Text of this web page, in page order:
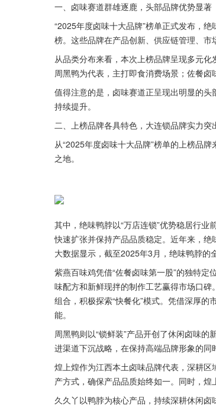
一、卤味赛道群雄逐鹿，头部品牌优势显著
“2025年度卤味十大品牌”榜单正式发布，
榜。这些品牌在产品创新、供应链管理、市
从品类分布来看，本次上榜品牌呈现多元化
周黑鸭为代表，主打即食消费场景；佐餐卤
值得注意的是，卤味赛道正呈现出明显的
持续提升。
二、上榜品牌各具特色，大连锁品牌实力突
从“2025年度卤味十大品牌”榜单的上榜品
之地。
其中，绝味鸭脖以“万店连锁”优势稳居行
快速扩张并保持产品品质稳定。近年来，
大数据显示，截至2025年3月，绝味鸭脖的
紫燕百味鸡凭借“佐餐卤味第一股”的独特
味配方和新鲜现拌的制作工艺赢得市场口
组合，积极探索“快餐化”模式。凭借深厚
能。
周黑鸭则以“锁鲜装”产品开创了休闲卤味
进渠道下沉战略，在保持高端品牌形象的同
煌上煌作为江西本土卤味品牌代表，深耕
产方式，确保产品品质始终如一。同时，煌
久久丫以鸭脖为核心产品，持续深耕休闲